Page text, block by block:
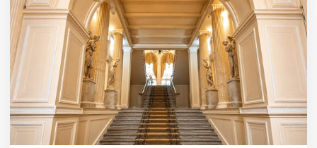
Внимание! В составе экскурсионного маршрута возможны
изменения, так как некоторые интерьеры могут быть
недоступны по решению руководства объекта.